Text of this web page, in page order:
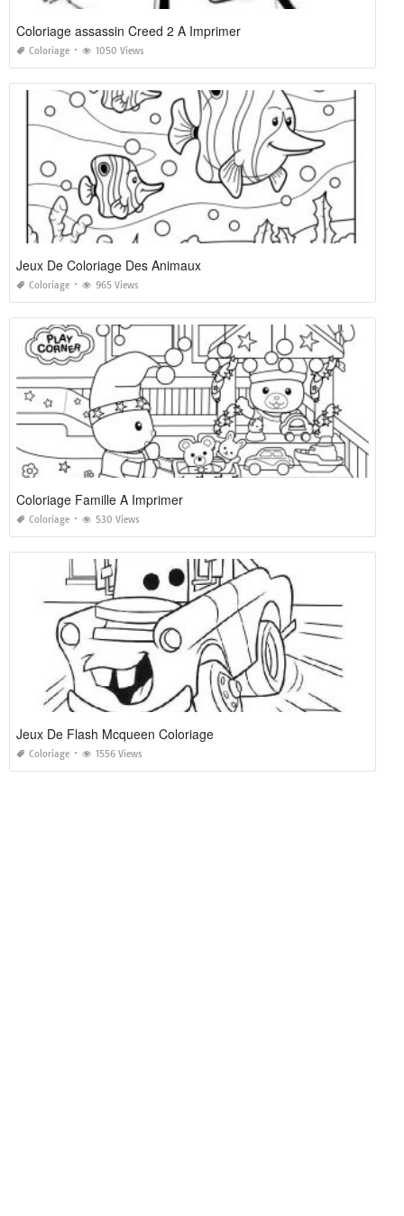
Coloriage assassin Creed 2 A Imprimer
Coloriage 1050 Views
Jeux De Coloriage Des Animaux
Coloriage 965 Views
Coloriage Famille A Imprimer
Coloriage 530 Views
Jeux De Flash Mcqueen Coloriage
Coloriage 1556 Views